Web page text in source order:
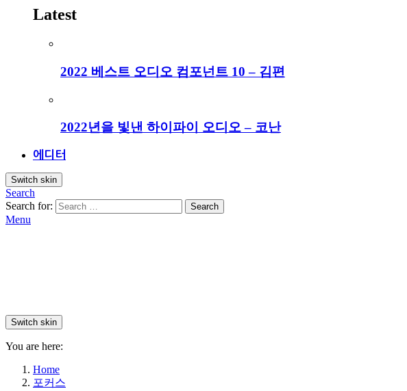
Latest
2022 베스트 오디오 컴포넌트 10 – 김편
2022년을 빛낸 하이파이 오디오 – 코난
에디터
Switch skin
Search
Search for:
Search
Menu
Switch skin
You are here:
Home
포커스